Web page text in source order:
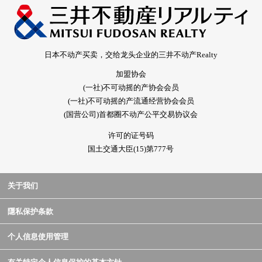
日本不动产买卖，交给龙头企业的三井不动产Realty
加盟协会
(一社)不可动摇的产协会会员
(一社)不可动摇的产流通经营协会会员
(国营公司)首都圈不动产公平交易协议会
许可的证号码
国土交通大臣(15)第777号
关于我们
隱私保护条款
个人信息使用管理